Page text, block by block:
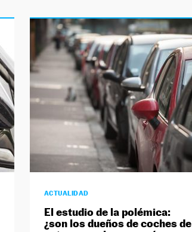
ACTUALIDAD
El estudio de la polémica:
¿son los dueños de coches de